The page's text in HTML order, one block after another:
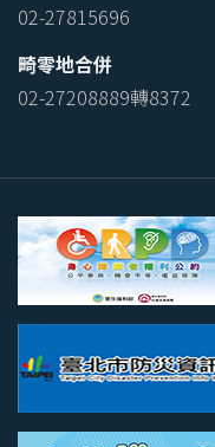
02-27815696
畸零地合併
02-27208889轉8372